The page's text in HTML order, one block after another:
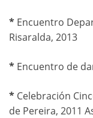
* Encuentro
Risaralda, 2013
* Encuentro de
* Celebración
de Pereira, 2011